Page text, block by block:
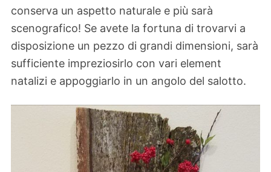
conserva un aspetto naturale e più sarà
scenografico! Se avete la fortuna di trovarvi a
disposizione un pezzo di grandi dimensioni, sarà
sufficiente impreziosirlo con vari element
natalizi e appoggiarlo in un angolo del salotto.